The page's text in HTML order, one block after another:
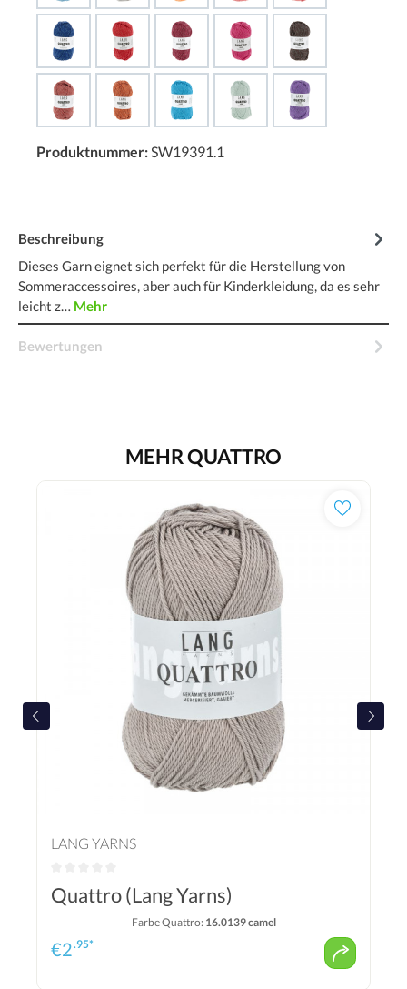
Produktnummer: SW19391.1
Beschreibung
Dieses Garn eignet sich perfekt für die Herstellung von
Sommeraccessoires, aber auch für Kinderkleidung, da es sehr
leicht z… Mehr
Bewertungen
MEHR QUATTRO
LANG YARNS
Quattro (Lang Yarns)
Farbe Quattro: 16.0139 camel
€2.95*